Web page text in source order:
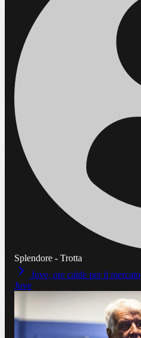
Splendore - Trotta
Juve, ore calde per il mercato
Juve